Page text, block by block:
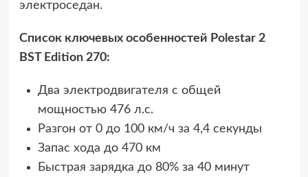
электроседан.
Список ключевых особенностей Polestar 2
BST Edition 270:
Два электродвигателя с общей
мощностью 476 л.с.
Разгон от 0 до 100 км/ч за 4,4 секунды
Запас хода до 470 км
Быстрая зарядка до 80% за 40 минут